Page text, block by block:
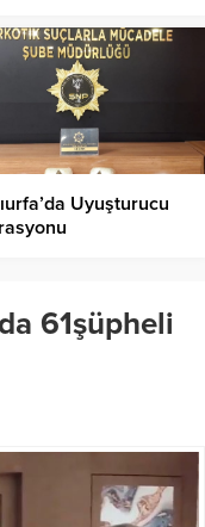
Uyuşturucu
61şüpheli